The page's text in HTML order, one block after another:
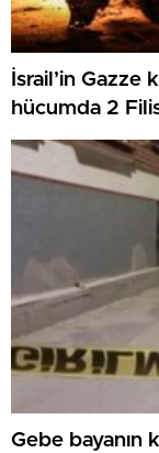
İsrail’in
hücumda 2
Gebe bayanın